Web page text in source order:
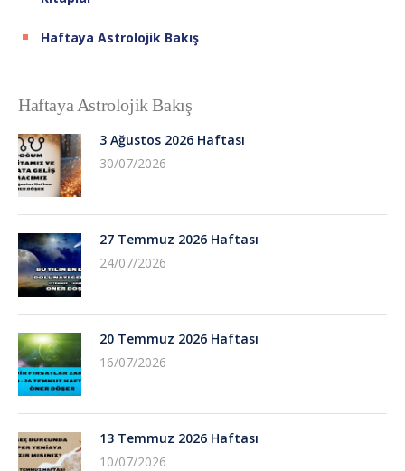
Haftaya Astrolojik Bakış
Haftaya Astrolojik Bakış
3 Ağustos 2026 Haftası
30/07/2026
27 Temmuz 2026 Haftası
24/07/2026
20 Temmuz 2026 Haftası
16/07/2026
13 Temmuz 2026 Haftası
10/07/2026